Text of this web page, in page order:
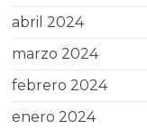
abril 2024
marzo 2024
febrero 2024
enero 2024